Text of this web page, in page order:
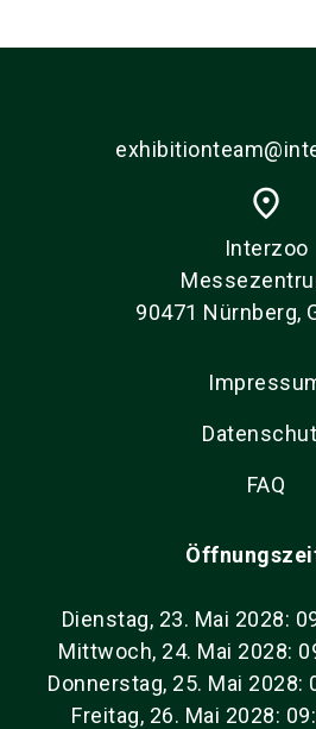
place
Interzoo
90471 Nürnberg,
FAQ
Dienstag, 23. Mai 2028:
Mittwoch, 24. Mai 2028:
Donnerstag, 25. Mai 2028:
Freitag, 26. Mai 2028: